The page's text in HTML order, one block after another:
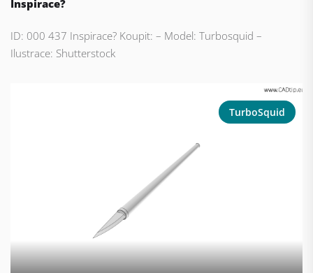
Inspirace?
ID: 000 437 Inspirace? Koupit: – Model: Turbosquid –
Ilustrace: Shutterstock
TurboSquid